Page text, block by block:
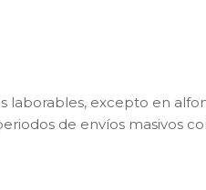
excepto en
de envíos masivos